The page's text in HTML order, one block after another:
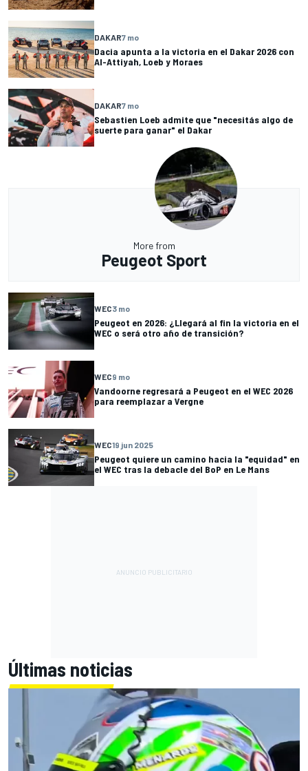
DAKAR7 mo
Dacia apunta a la victoria en el Dakar 2026 con
Al-Attiyah, Loeb y Moraes
DAKAR7 mo
Sebastien Loeb admite que "necesitás algo de
suerte para ganar" el Dakar
More from
Peugeot Sport
WEC3 mo
Peugeot en 2026: ¿Llegará al fin la victoria en el
WEC o será otro año de transición?
WEC9 mo
Vandoorne regresará a Peugeot en el WEC 2026
para reemplazar a Vergne
WEC19 jun 2025
Peugeot quiere un camino hacia la "equidad" en
el WEC tras la debacle del BoP en Le Mans
Últimas noticias